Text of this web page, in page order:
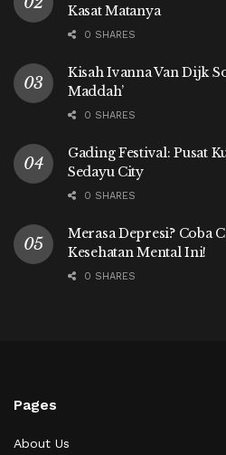
Kasat Matanya
0 SHARES
Kisah Ivanna Van Dijk
Maddah’
0 SHARES
Gading Festival: Pusat
Sedayu City
0 SHARES
Merasa Depresi? Coba
Kesehatan Mental Ini!
0 SHARES
Pages
About Us